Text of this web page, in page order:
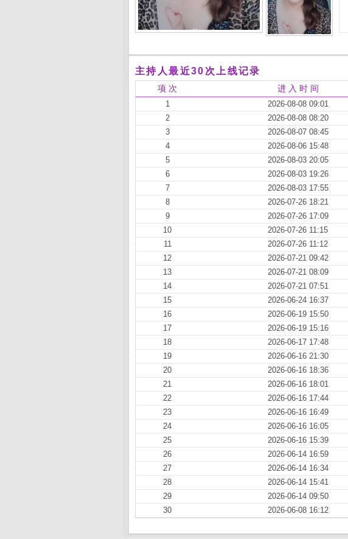
主持人最近30次上线记录
项 次 进 入 时 间
1 2026-08-08 09:01
2
2026-08-08 08:20
3
2026-08-07 08:45
4
2026-08-06 15:48
5
2026-08-03 20:05
6
2026-08-03 19:26
7
2026-08-03 17:55
8
2026-07-26 18:21
9
2026-07-26 17:09
10
2026-07-26 11:15
11
2026-07-26 11:12
12
2026-07-21 09:42
13
2026-07-21 08:09
14
2026-07-21 07:51
15
2026-06-24 16:37
16
2026-06-19 15:50
17
2026-06-19 15:16
18
2026-06-17 17:48
19
2026-06-16 21:30
20
2026-06-16 18:36
21
2026-06-16 18:01
22
2026-06-16 17:44
23
2026-06-16 16:49
24
2026-06-16 16:05
25
2026-06-16 15:39
26
2026-06-14 16:59
27
2026-06-14 16:34
28
2026-06-14 15:41
29
2026-06-14 09:50
30
2026-06-08 16:12